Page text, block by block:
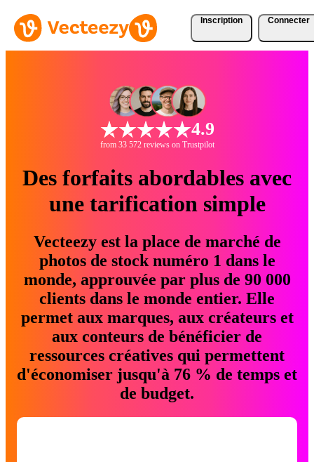
Inscription Connecter
4.9
from 33 572 reviews on Trustpilot
Des forfaits abordables avec
une tarification simple
Vecteezy est la place de marché de
photos de stock numéro 1 dans le
monde, approuvée par plus de 90 000
clients dans le monde entier. Elle
permet aux marques, aux créateurs et
aux conteurs de bénéficier de
ressources créatives qui permettent
d'économiser jusqu'à 76 % de temps et
de budget.